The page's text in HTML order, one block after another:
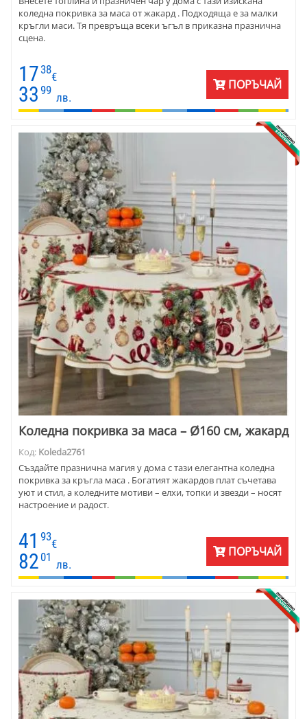
коледна покривка за маса от жакард . Подходяща е за малки
кръгли маси. Тя превръща всеки ъгъл в приказна празнична
сцена.
17 38
€
33 99
лв.
ПОРЪЧАЙ
Коледна покривка за маса – Ø160 см, жакард
Код: Koleda2761
Създайте празнична магия у дома с тази елегантна коледна
покривка за кръгла маса . Богатият жакардов плат съчетава
уют и стил, а коледните мотиви – елхи, топки и звезди – носят
настроение и радост.
41 93
€
82 01
лв.
ПОРЪЧАЙ